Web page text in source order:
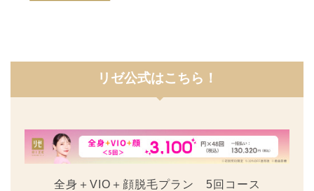
リゼ公式はこちら！
全身＋VIO＋顔脱毛プラン 5回コース